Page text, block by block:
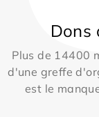
Dons
Plus de 14400
d'une greffe
est le